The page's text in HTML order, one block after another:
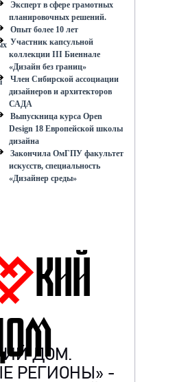
Эксперт в сфере грамотных
планировочных решений.
Опыт более 10 лет
Участник капсульной
коллекции III Биеннале
«Дизайн без границ»
Член Сибирской ассоциации
дизайнеров и архитекторов
САДА
Выпускница курса Open
Design 18 Европейской школы
дизайна
Закончила ОмГПУ факультет
искусств, специальность
«Дизайнер среды»
КИЙ
ДОМ.
РЕГИОНЫ» -